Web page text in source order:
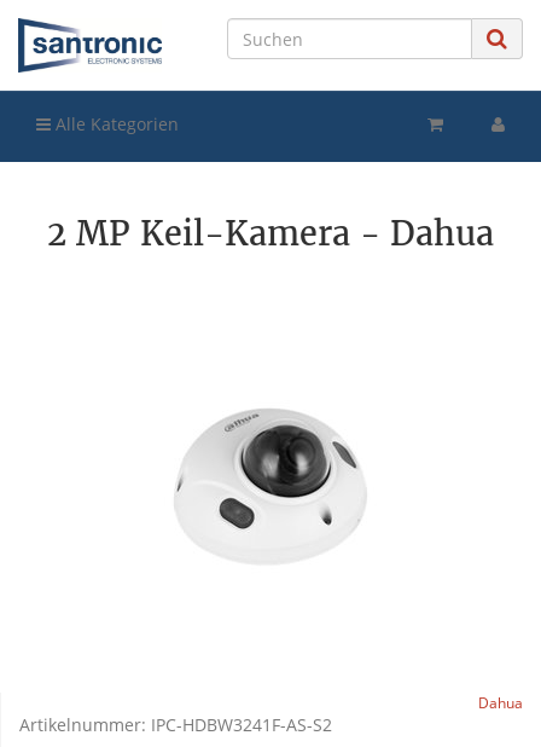
Alle Kategorien
2 MP Keil-Kamera - Dahua
Dahua
Artikelnummer: IPC-HDBW3241F-AS-S2